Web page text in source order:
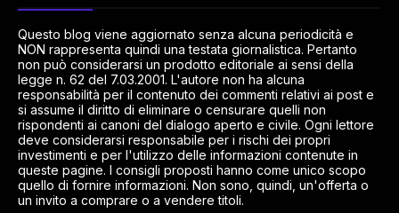
Questo blog viene aggiornato senza alcuna periodicità e
NON rappresenta quindi una testata giornalistica. Pertanto
non può considerarsi un prodotto editoriale ai sensi della
legge n. 62 del 7.03.2001. L'autore non ha alcuna
responsabilità per il contenuto dei commenti relativi ai post e
si assume il diritto di eliminare o censurare quelli non
rispondenti ai canoni del dialogo aperto e civile. Ogni lettore
deve considerarsi responsabile per i rischi dei propri
investimenti e per l'utilizzo delle informazioni contenute in
queste pagine. I consigli proposti hanno come unico scopo
quello di fornire informazioni. Non sono, quindi, un'offerta o
un invito a comprare o a vendere titoli.